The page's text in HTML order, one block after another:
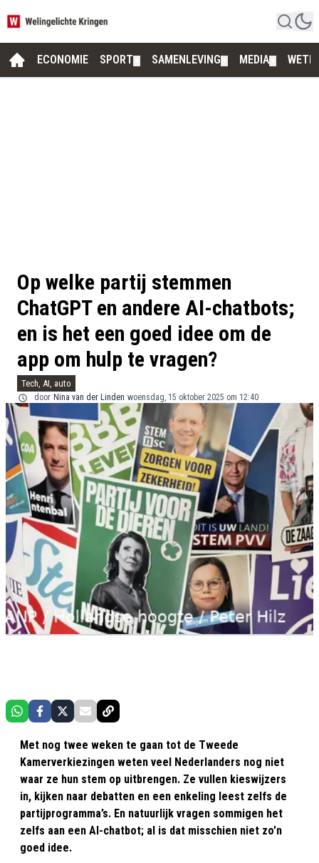
ECONOMIE SPORT SAMENLEVING MEDIA
Op welke partij stemmen
ChatGPT en andere AI-chatbots;
en is het een goed idee om de
app om hulp te vragen?
Tech, AI, auto
door Nina van der Linden woensdag, 15 oktober 2025 om 12:40
Met nog twee weken te gaan tot de Tweede
Kamerverkiezingen weten veel Nederlanders nog niet
waar ze hun stem op uitbrengen. Ze vullen kieswijzers
in, kijken naar debatten en een enkeling leest zelfs de
partijprogramma’s. En natuurlijk vragen sommigen het
zelfs aan een AI-chatbot; al is dat misschien niet zo’n
goed idee.